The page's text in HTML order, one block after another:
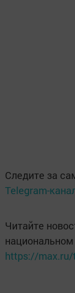
Следите за
Telegram-
Читайте
https://